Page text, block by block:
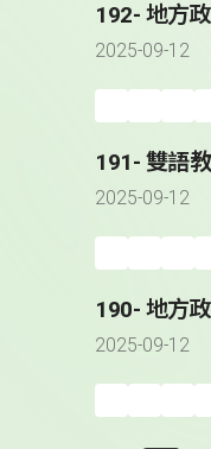
192- 地方
2025-09-12
191- 雙語
2025-09-12
190- 地方
2025-09-12